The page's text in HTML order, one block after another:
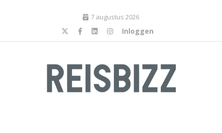
7 augustus 2026
Inloggen